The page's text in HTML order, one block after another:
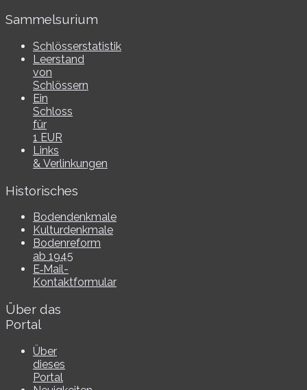
Sammelsurium
Schlösserstatistik
Leerstand
von
Schlössern
Ein
Schloss
für
1 EUR
Links
& Verlinkungen
Historisches
Bodendenkmale
Kulturdenkmale
Bodenreform
ab 1945
E‑Mail-​​
Kontaktformular
Über das
Portal
Über
dieses
Portal